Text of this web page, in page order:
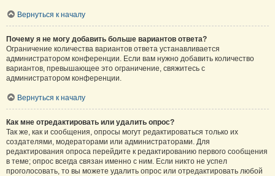
Вернуться к началу
Почему я не могу добавить больше вариантов ответа?
Ограничение количества вариантов ответа устанавливается
администратором конференции. Если вам нужно добавить количество
вариантов, превышающее это ограничение, свяжитесь с
администратором конференции.
Вернуться к началу
Как мне отредактировать или удалить опрос?
Так же, как и сообщения, опросы могут редактироваться только их
создателями, модераторами или администраторами. Для
редактирования опроса перейдите к редактированию первого сообщения
в теме; опрос всегда связан именно с ним. Если никто не успел
проголосовать, то вы можете удалить опрос или отредактировать любой